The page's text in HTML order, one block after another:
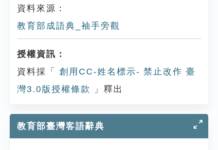
資料來源：
教育部成語典_袖手旁觀
授權資訊：
資料採「
創用CC-姓名標示- 禁止改作 臺
灣3.0版授權條款
」釋出
教育部臺灣客語辭典